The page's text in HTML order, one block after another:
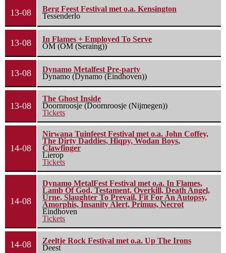
13-08
Berg Feest Festival met o.a. Kensington
Tessenderlo
13-08
In Flames + Employed To Serve
OM (OM (Seraing))
13-08
Dynamo Metalfest Pre-party
Dynamo (Dynamo (Eindhoven))
13-08
The Ghost Inside
Doornroosje (Doornroosje (Nijmegen))
Tickets
14-08
Nirwana Tuinfeest Festival met o.a. John Coffey,
The Dirty Daddies, Hiqpy, Wodan Boys,
Clawfinger
Lierop
Tickets
14-08
Dynamo MetalFest Festival met o.a. In Flames,
Lamb Of God, Testament, Overkill, Death Angel,
Urne, Slaughter To Prevail, Fit For An Autopsy,
Amorphis, Insanity Alert, Primus, Necrot
Eindhoven
Tickets
14-08
Zeeltje Rock Festival met o.a. Up The Irons
Deest